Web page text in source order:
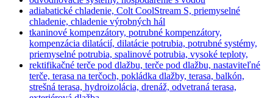
adiabatické chladenie, Colt CoolStream S, priemyselné
chladenie, chladenie výrobných hál
tkaninové kompenzátory, potrubné kompenzátory,
kompenzácia dilatácií, dilatácie potrubia, potrubné systémy,
priemyselné potrubia, spalinové potrubia, vysoké teploty,
rektifikačné terče pod dlažbu, terče pod dlažbu, nastaviteľné
terče, terasa na terčoch, pokládka dlažby, terasa, balkón,
strešná terasa, hydroizolácia, drenáž, odvetraná terasa,